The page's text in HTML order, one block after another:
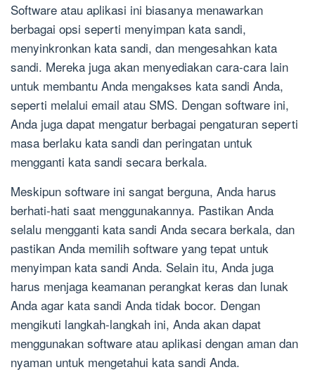
Software atau aplikasi ini biasanya menawarkan
berbagai opsi seperti menyimpan kata sandi,
menyinkronkan kata sandi, dan mengesahkan kata
sandi. Mereka juga akan menyediakan cara-cara lain
untuk membantu Anda mengakses kata sandi Anda,
seperti melalui email atau SMS. Dengan software ini,
Anda juga dapat mengatur berbagai pengaturan seperti
masa berlaku kata sandi dan peringatan untuk
mengganti kata sandi secara berkala.
Meskipun software ini sangat berguna, Anda harus
berhati-hati saat menggunakannya. Pastikan Anda
selalu mengganti kata sandi Anda secara berkala, dan
pastikan Anda memilih software yang tepat untuk
menyimpan kata sandi Anda. Selain itu, Anda juga
harus menjaga keamanan perangkat keras dan lunak
Anda agar kata sandi Anda tidak bocor. Dengan
mengikuti langkah-langkah ini, Anda akan dapat
menggunakan software atau aplikasi dengan aman dan
nyaman untuk mengetahui kata sandi Anda.